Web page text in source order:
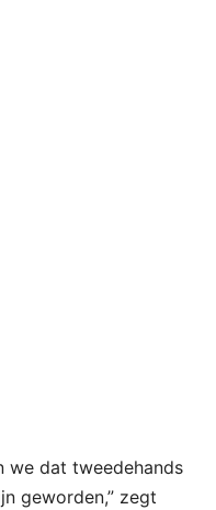
we dat tweedehands
geworden,” zegt